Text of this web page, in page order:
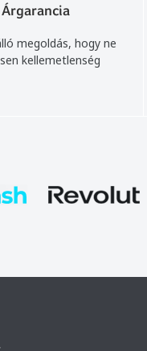
Árgarancia
megoldás, hogy ne
kellemetlenség